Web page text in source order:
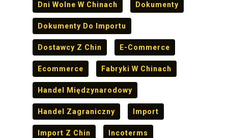
Dni Wolne W Chinach Dokumenty
Dokumenty Do Importu
Dostawcy Z Chin E-Commerce
Ecommerce Fabryki W Chinach
Handel Międzynarodowy
Handel Zagraniczny Import
Import Z Chin Incoterms